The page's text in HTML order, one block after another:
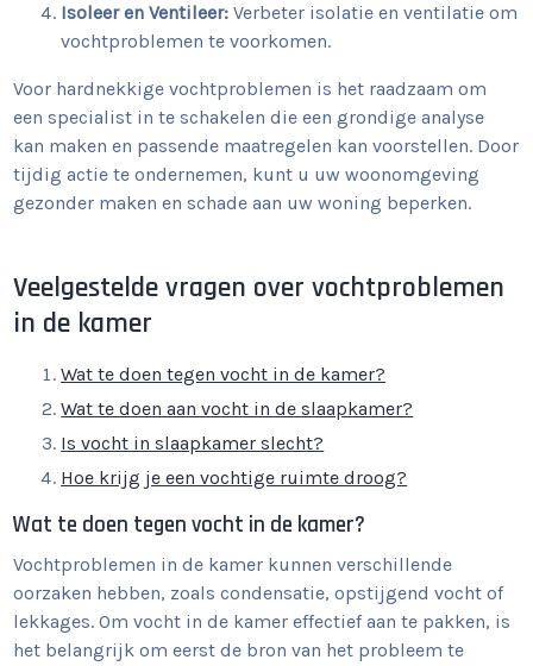
Isoleer en Ventileer: Verbeter isolatie en ventilatie om
vochtproblemen te voorkomen.
Voor hardnekkige vochtproblemen is het raadzaam om
een specialist in te schakelen die een grondige analyse
kan maken en passende maatregelen kan voorstellen. Door
tijdig actie te ondernemen, kunt u uw woonomgeving
gezonder maken en schade aan uw woning beperken.
Veelgestelde vragen over vochtproblemen
in de kamer
Wat te doen tegen vocht in de kamer?
Wat te doen aan vocht in de slaapkamer?
Is vocht in slaapkamer slecht?
Hoe krijg je een vochtige ruimte droog?
Wat te doen tegen vocht in de kamer?
Vochtproblemen in de kamer kunnen verschillende
oorzaken hebben, zoals condensatie, opstijgend vocht of
lekkages. Om vocht in de kamer effectief aan te pakken, is
het belangrijk om eerst de bron van het probleem te